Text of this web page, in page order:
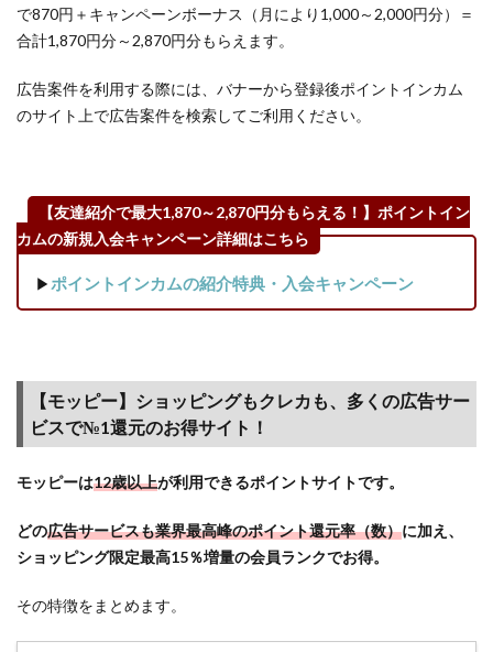
てい
るキ
ペー
ンも
見逃
4.5
【ポ
イン
ト交
換キ
貯め
たポ
イン
を、
お得
に交
よう
4.6
で870円＋キャンペーンボーナス（月により1,000～2,000円分）＝
合計1,870円分～2,870円分もらえます。
広告案件を利用する際には、バナーから登録後ポイントインカム
のサイト上で広告案件を検索してご利用ください。
【友達紹介で最大1,870～2,870円分もらえる！】ポイントイン
カムの新規入会キャンペーン詳細はこちら
▶ ポイントインカムの紹介特典・入会キャンペーン
【モッピー】ショッピングもクレカも、多くの広告サー
ビスで№1還元のお得サイト！
モッピーは12歳以上が利用できるポイントサイトです。
どの広告サービスも業界最高峰のポイント還元率（数）に加え、
ショッピング限定最高15％増量の会員ランクでお得。
その特徴をまとめます。